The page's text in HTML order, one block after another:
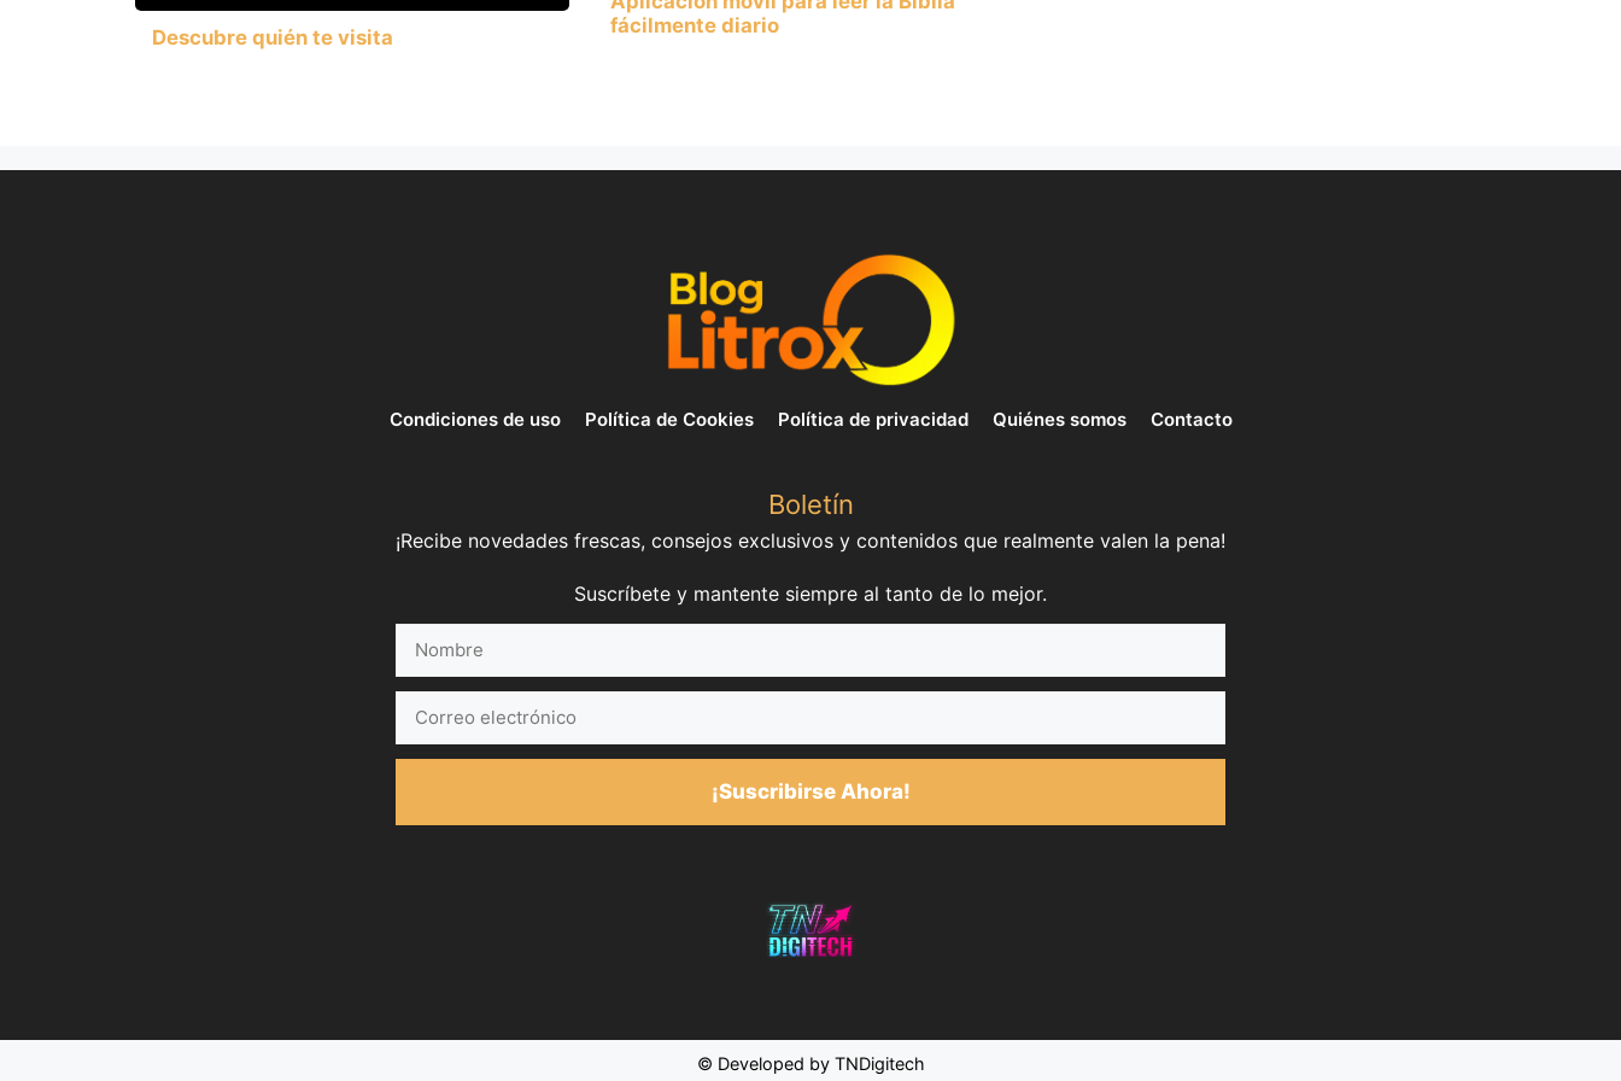
Descubre quién te visita
fácilmente diario
Condiciones de uso Política de Cookies Política de privacidad Quiénes somos Contacto
Boletín
¡Recibe novedades frescas, consejos exclusivos y contenidos que realmente valen la pena!
Suscríbete y mantente siempre al tanto de lo mejor.
electrónico
¡Suscribirse Ahora!